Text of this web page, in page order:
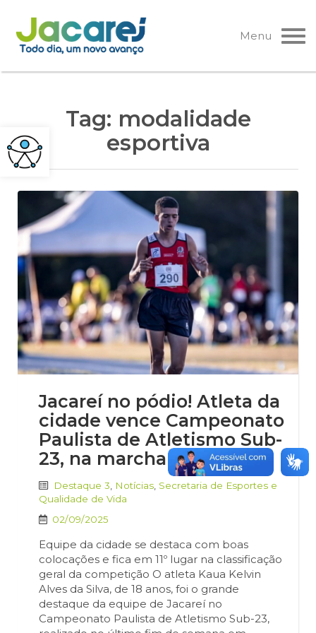
Pular
para
o
Menu
Tag: modalidade
esportiva
Jacareí no pódio! Atleta da
cidade vence Campeonato
Paulista de Atletismo Sub-
23, na marcha atlética
Destaque 3 Notícias Secretaria de Esportes e
Qualidade de Vida
02/09/2025
Equipe da cidade se destaca com boas
colocações e fica em 11º lugar na classificação
geral da competição O atleta Kaua Kelvin
Alves da Silva, de 18 anos, foi o grande
destaque da equipe de Jacareí no
Campeonato Paulista de Atletismo Sub-23,